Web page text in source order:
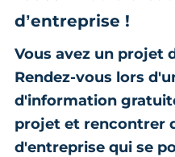
d’entreprise !
Vous avez un projet
Rendez-vous lors
d'information
projet et rencontrer
d'entreprise qui se